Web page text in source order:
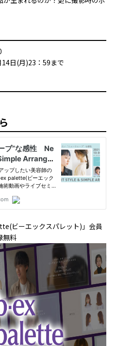
14日(月)23：59まで
ビーエックスパレット)」会員
無料